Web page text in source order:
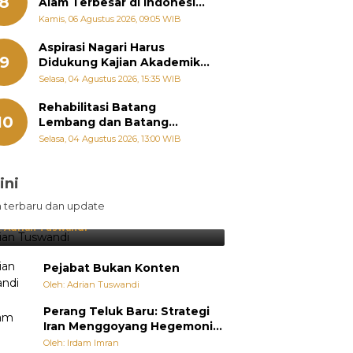
Groundbreaking September
Kamis, 06 Agustus 2026, 09:05 WIB
9
Aspirasi Nagari Harus
Didukung Kajian Akademik,
Zigo Rolanda: Agar Mudah
Kementerian
Selasa, 04 Agustus 2026, 15:35 WIB
Rehabilitasi Batang
Lembang dan Batang
Gawan Segera Dimulai, Zigo
Selasa, 04 Agustus 2026, 13:00 WIB
terbaru dan update
Lebih Diunggulkan, tetapi
Selalu Punya Cara Membuat
Adrian Tuswandi
Pejabat Bukan Konten
Oleh: Adrian Tuswandi
Perang Teluk Baru: Strategi
Iran Menggoyang Hegemoni
AS dari Dalam
Oleh: Irdam Imran